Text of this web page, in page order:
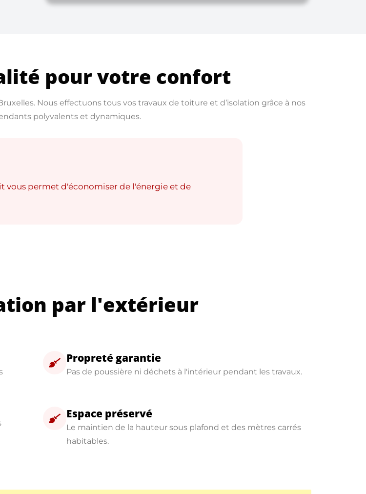
pour votre confort
Nous effectuons tous vos travaux de toiture et d’isolation grâce à nos
polyvalents et dynamiques.
vous permet d'économiser de l'énergie et de
par l'extérieur
Propreté garantie
Pas de poussière ni déchets à l'intérieur pendant les travaux.
Espace préservé
Le maintien de la hauteur sous plafond et des mètres carrés
habitables.